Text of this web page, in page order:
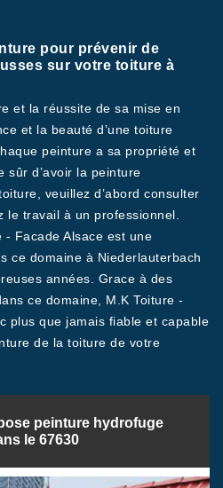
pour prévenir de
sur votre toiture à
et la réussite de sa mise en
et la beauté d’une toiture
peinture a sa propriété et
sûr d’avoir la peinture
veuillez d’abord consulter
le travail à un professionnel.
- Facade Alsace est une
ce domaine à Niederlauterbach
années. Grace à des
ce domaine, M.K Toiture -
plus que jamais fiable et capable
de la toiture de votre
peinture hydrofuge
le 67630